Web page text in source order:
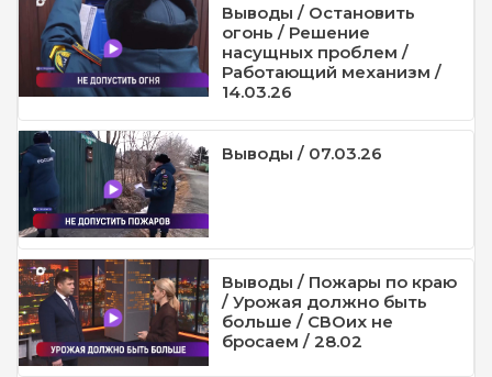
Выводы / Остановить
огонь / Решение
насущных проблем /
Работающий механизм /
14.03.26
Выводы / 07.03.26
Выводы / Пожары по краю
/ Урожая должно быть
больше / СВОих не
бросаем / 28.02